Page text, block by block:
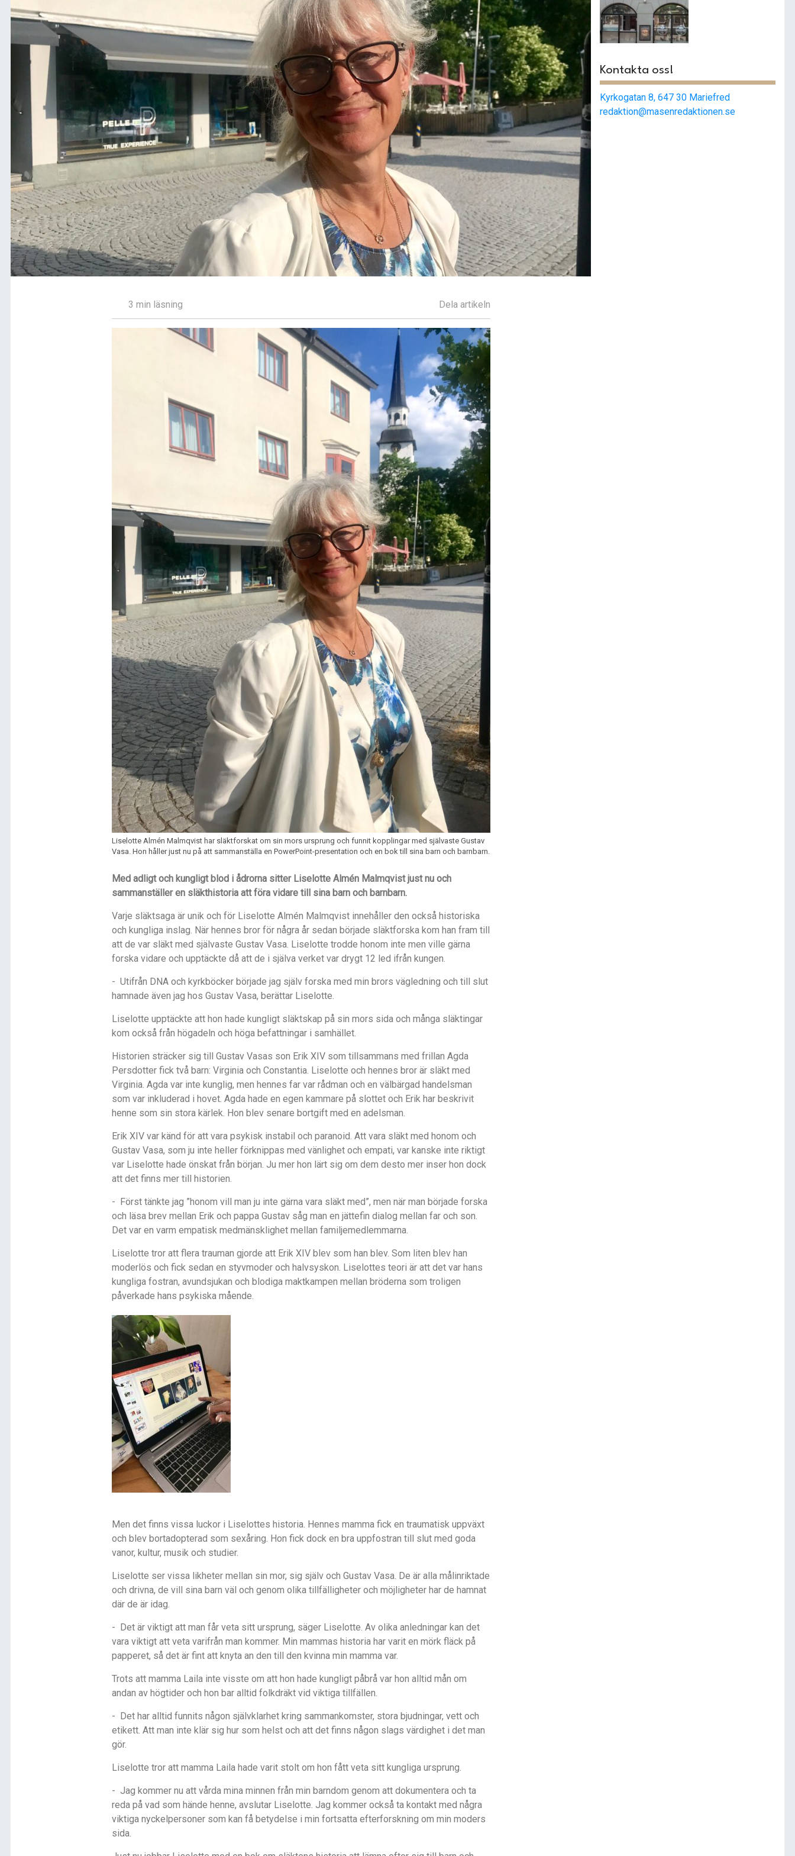
3 min läsning Dela artikeln
Liselotte Almén Malmqvist har släktforskat om sin mors ursprung och funnit kopplingar med självaste Gustav
Vasa. Hon håller just nu på att sammanställa en PowerPoint-presentation och en bok till sina barn och barnbarn.
Med adligt och kungligt blod i ådrorna sitter Liselotte Almén Malmqvist just nu och
sammanställer en släkthistoria att föra vidare till sina barn och barnbarn.
Varje släktsaga är unik och för Liselotte Almén Malmqvist innehåller den också historiska
och kungliga inslag. När hennes bror för några år sedan började släktforska kom han fram till
att de var släkt med självaste Gustav Vasa. Liselotte trodde honom inte men ville gärna
forska vidare och upptäckte då att de i själva verket var drygt 12 led ifrån kungen.
- Utifrån DNA och kyrkböcker började jag själv forska med min brors vägledning och till slut
hamnade även jag hos Gustav Vasa, berättar Liselotte.
Liselotte upptäckte att hon hade kungligt släktskap på sin mors sida och många släktingar
kom också från högadeln och höga befattningar i samhället.
Historien sträcker sig till Gustav Vasas son Erik XIV som tillsammans med frillan Agda
Persdotter fick två barn: Virginia och Constantia. Liselotte och hennes bror är sl äkt med
Virginia. Agda var inte kunglig, men hennes far var rådman och en välbärgad handelsman
som var inkluderad i hovet. Agda hade en egen kammare på slottet och Erik har beskrivit
henne som sin stora kärlek. Hon blev senare bortgift med en adelsman.
Erik XIV var känd för att vara psykisk instabil och paranoid. Att vara släkt med honom och
Gustav Vasa, som ju inte heller förknippas med vänlighet och empati, var kanske inte riktigt
var Liselotte hade önskat från början. Ju mer hon lärt sig om dem desto mer inser hon dock
att det finns mer till historien.
- Först tänkte jag ”honom vill man ju inte gärna vara släkt med”, men när man började forska
och läsa brev mellan Erik och pappa Gustav såg man en jättefin dialog mellan far och son.
Det var en varm empatisk medmänsklighet mellan familjemedlemmarna.
Liselotte tror att flera trauman gjorde att Erik XIV blev som han blev. Som liten blev han
moderlös och fick sedan en styvmoder och halvsyskon. Liselottes teori är att det var hans
kungliga fostran, avundsjukan och blodiga maktkampen mellan bröderna som troligen
påverkade hans psykiska mående.
Men det finns vissa luckor i Liselottes historia. Hennes mamma fick en traumatisk uppväxt
och blev bortadopterad som sexåring. Hon fick dock en bra uppfostran till slut med goda
vanor, kultur, musik och studier.
Liselotte ser vissa likheter mellan sin mor, sig själv och Gustav Vasa. De är alla målinriktade
och drivna, de vill sina barn väl och genom olika tillfälligheter och möjligheter har de hamnat
där de är idag.
- Det är viktigt att man får veta sitt ursprung, säger Liselotte. Av olika anledningar kan det
vara viktigt att veta varifrån man kommer. Min mammas historia har varit en mörk fläck på
papperet, så det är fint att knyta an den till den kvinna min mamma var.
Trots att mamma Laila inte visste om att hon hade kungligt påbrå var hon alltid mån om
andan av högtider och hon bar alltid folkdräkt vid viktiga tillfällen.
- Det har alltid funnits någon självklarhet kring sammankomster, stora bjudningar, vett och
etikett. Att man inte klär sig hur som helst och att det finns någon slags värdighet i det man
gör.
Liselotte tror att mamma Laila hade varit stolt om hon fått veta sitt kungliga ursprung.
- Jag kommer nu att vårda mina minnen från min barndom genom att dokumentera och ta
reda på vad som hände henne, avslutar Liselotte. Jag kommer också ta kontakt med några
viktiga nyckelpersoner som kan få betydelse i min fortsatta efterforskning om min moders
sida.
Kontakta oss!
Kyrkogatan 8, 647 30 Mariefred
redaktion@masenredaktionen.se